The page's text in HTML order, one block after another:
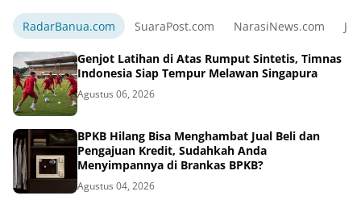
RadarBanua.com SuaraPost.com NarasiNews.com
Genjot Latihan di Atas Rumput Sintetis, Timnas
Indonesia Siap Tempur Melawan Singapura
Agustus 06, 2026
BPKB Hilang Bisa Menghambat Jual Beli dan
Pengajuan Kredit, Sudahkah Anda
Menyimpannya di Brankas BPKB?
Agustus 04, 2026